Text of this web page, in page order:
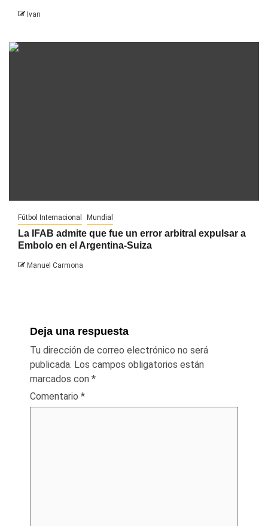
Ivan
Fútbol Internacional Mundial
La IFAB admite que fue un error arbitral expulsar a
Embolo en el Argentina-Suiza
Manuel Carmona
Deja una respuesta
Tu dirección de correo electrónico no será
publicada. Los campos obligatorios están
marcados con *
Comentario *